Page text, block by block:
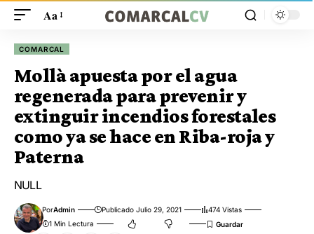
Aa
COMARCAL
Mollà apuesta por el agua
regenerada para prevenir y
extinguir incendios forestales
como ya se hace en Riba-roja y
Paterna
NULL
PorAdmin Publicado Julio 29, 2021
474 Vistas
1 Min Lectura